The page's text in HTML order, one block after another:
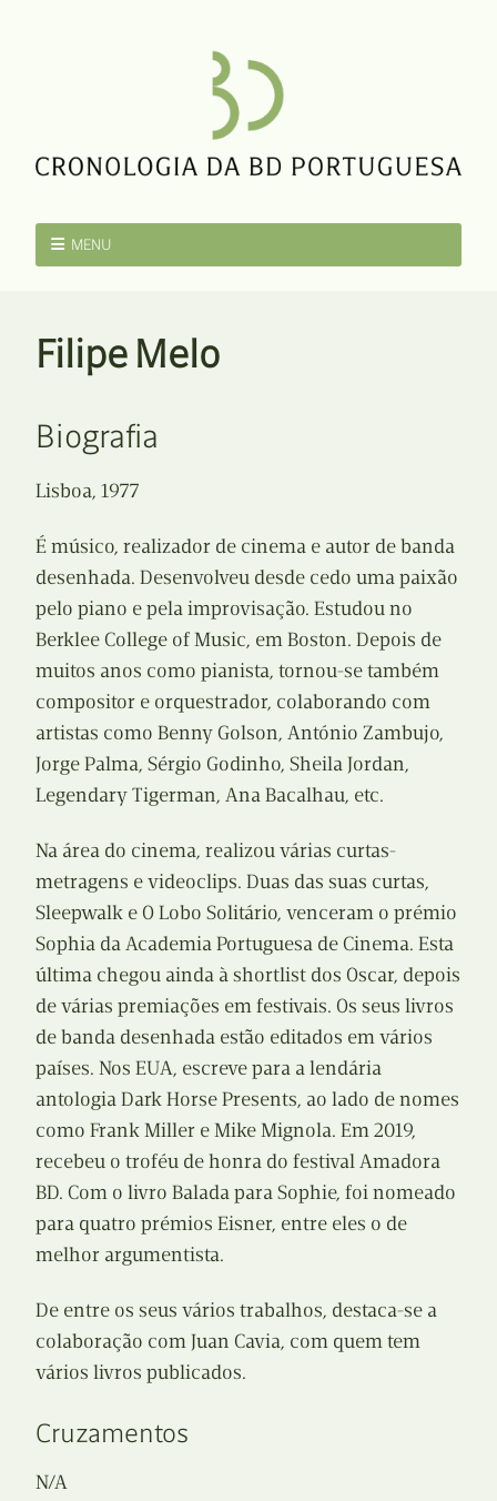
MENU
Filipe Melo
Biografia
Lisboa, 1977
É músico, realizador de cinema e autor de banda
desenhada. Desenvolveu desde cedo uma paixão
pelo piano e pela improvisação. Estudou no
Berklee College of Music, em Boston. Depois de
muitos anos como pianista, tornou-se também
compositor e orquestrador, colaborando com
artistas como Benny Golson, António Zambujo,
Jorge Palma, Sérgio Godinho, Sheila Jordan,
Legendary Tigerman, Ana Bacalhau, etc.
Na área do cinema, realizou várias curtas-
metragens e videoclips. Duas das suas curtas,
Sleepwalk e O Lobo Solitário, venceram o prémio
Sophia da Academia Portuguesa de Cinema. Esta
última chegou ainda à shortlist dos Oscar, depois
de várias premiações em festivais. Os seus livros
de banda desenhada estão editados em vários
países. Nos EUA, escreve para a lendária
antologia Dark Horse Presents, ao lado de nomes
como Frank Miller e Mike Mignola. Em 2019,
recebeu o troféu de honra do festival Amadora
BD. Com o livro Balada para Sophie, foi nomeado
para quatro prémios Eisner, entre eles o de
melhor argumentista.
De entre os seus vários trabalhos, destaca-se a
colaboração com Juan Cavia, com quem tem
vários livros publicados.
Cruzamentos
N/A